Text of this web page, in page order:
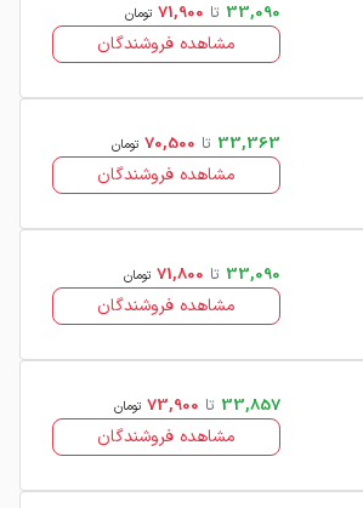
33,090 تا 71,900 تومان
مشاهده فروشندگان
33,363 تا 70,500 تومان
مشاهده فروشندگان
33,090 تا 71,800 تومان
مشاهده فروشندگان
33,857 تا 73,900 تومان
مشاهده فروشندگان